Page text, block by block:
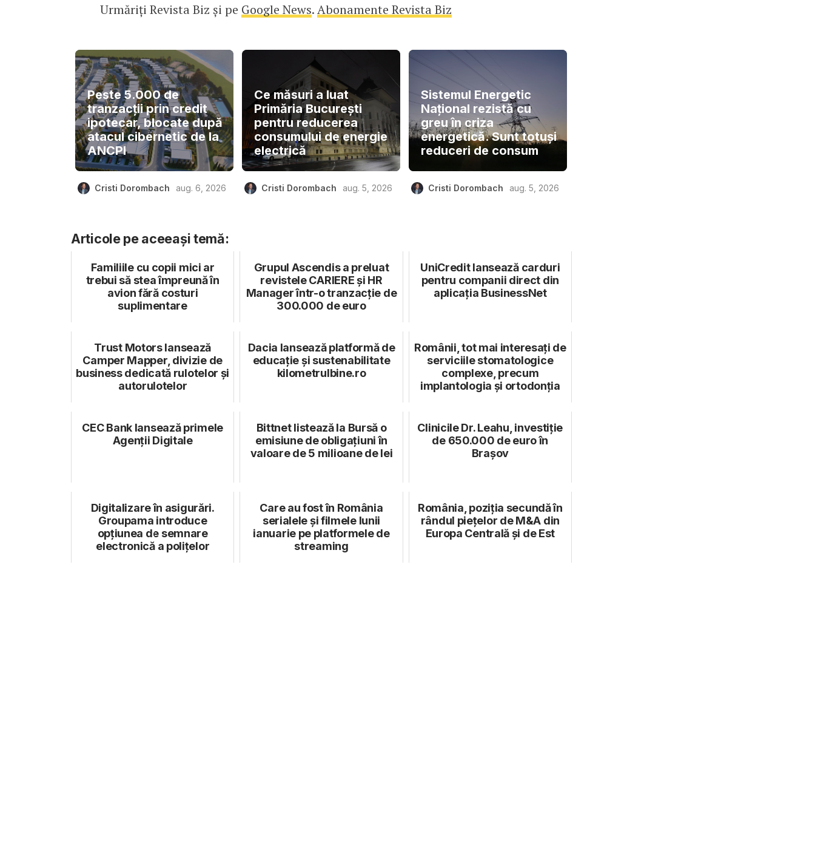
Urmăriți Revista Biz și pe Google News.Abonamente Revista Biz
Peste 5.000 de
tranzacții prin credit
ipotecar, blocate după
atacul cibernetic de la
ANCPI
Cristi Dorombach aug. 6, 2026
Ce măsuri a luat
Primăria București
pentru reducerea
consumului de energie
electrică
Cristi Dorombach aug. 5, 2026
Sistemul Energetic
Național rezistă cu
greu în criza
energetică. Sunt totuși
reduceri de consum
Cristi Dorombach aug. 5, 2026
Articole pe aceeași temă:
Familiile cu copii mici ar
trebui să stea împreună în
avion fără costuri
suplimentare
Grupul Ascendis a preluat
revistele CARIERE și HR
Manager într-o tranzacție de
300.000 de euro
UniCredit lansează carduri
pentru companii direct din
aplicația BusinessNet
Trust Motors lansează
Camper Mapper, divizie de
business dedicată rulotelor și
autorulotelor
Dacia lansează platformă de
educație și sustenabilitate
kilometrulbine.ro
Românii, tot mai interesați de
serviciile stomatologice
complexe, precum
implantologia și ortodonția
CEC Bank lansează primele
Agenții Digitale
Bittnet listează la Bursă o
emisiune de obligațiuni în
valoare de 5 milioane de lei
Clinicile Dr. Leahu, investiție
de 650.000 de euro în
Brașov
Digitalizare în asigurări.
Groupama introduce
opțiunea de semnare
electronică a polițelor
Care au fost în România
serialele și filmele lunii
ianuarie pe platformele de
streaming
România, poziția secundă în
rândul piețelor de M&A din
Europa Centrală și de Est